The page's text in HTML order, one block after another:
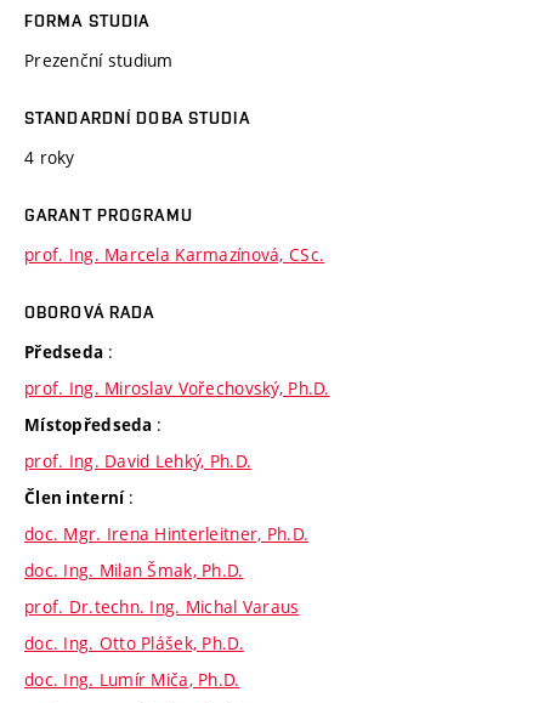
FORMA STUDIA
Prezenční studium
STANDARDNÍ DOBA STUDIA
4 roky
GARANT PROGRAMU
prof. Ing. Marcela Karmazínová, CSc.
OBOROVÁ RADA
Předseda :
prof. Ing. Miroslav Vořechovský, Ph.D.
Místopředseda :
prof. Ing. David Lehký, Ph.D.
Člen interní :
doc. Mgr. Irena Hinterleitner, Ph.D.
doc. Ing. Milan Šmak, Ph.D.
prof. Dr.techn. Ing. Michal Varaus
doc. Ing. Otto Plášek, Ph.D.
doc. Ing. Lumír Miča, Ph.D.